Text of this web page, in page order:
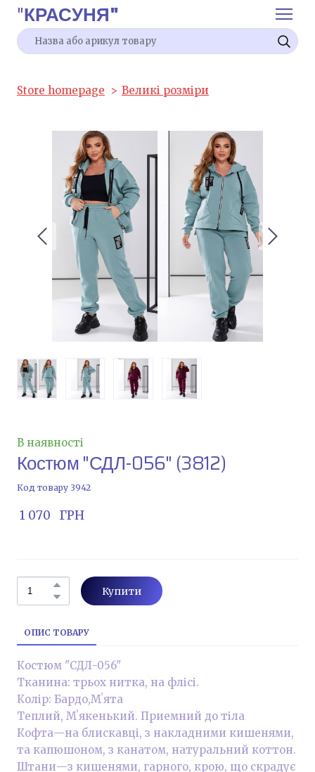
"КРАСУНЯ"
Store homepage Великі розміри
В наявності
Костюм "СДЛ-056" (3812)
Код товару 3942
1 070   ГРН
Купити
ОПИС ТОВАРУ
Костюм "СДЛ-056"
Тканина: трьох нитка, на флісі.
Колір: Бардо,Мʼята
Теплий, Мʼякенький. Приемний до тіла
Кофта—на блискавці, з накладними кишенями,
та капюшоном, з канатом, натуральний коттон.
Штани—з кишенями, гарного, крою, що скрадує